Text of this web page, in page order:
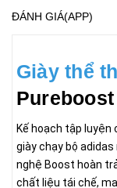
ĐÁNH GIÁ(APP)
Giày thể
Pureboost
Kế hoạch tập luyện
giày chạy bộ
nghệ Boost hoàn
chất liệu tái chế,